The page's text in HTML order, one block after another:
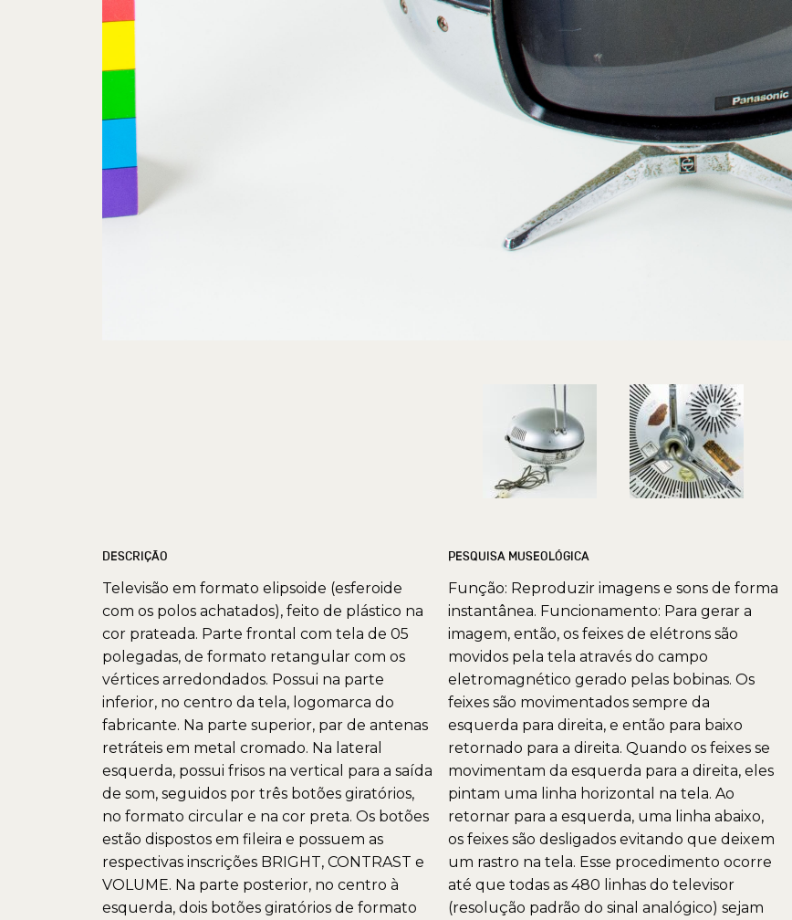
DESCRIÇÃO
Televisão em formato elipsoide (esferoide
com os polos achatados), feito de plástico na
cor prateada. Parte frontal com tela de 05
polegadas, de formato retangular com os
vértices arredondados. Possui na parte
inferior, no centro da tela, logomarca do
fabricante. Na parte superior, par de antenas
retráteis em metal cromado. Na lateral
esquerda, possui frisos na vertical para a saída
de som, seguidos por três botões giratórios,
no formato circular e na cor preta. Os botões
estão dispostos em fileira e possuem as
respectivas inscrições BRIGHT, CONTRAST e
VOLUME. Na parte posterior, no centro à
esquerda, dois botões giratórios de formato
PESQUISA MUSEOLÓGICA
Função: Reproduzir imagens e sons de forma
instantânea. Funcionamento: Para gerar a
imagem, então, os feixes de elétrons são
movidos pela tela através do campo
eletromagnético gerado pelas bobinas. Os
feixes são movimentados sempre da
esquerda para direita, e então para baixo
retornado para a direita. Quando os feixes se
movimentam da esquerda para a direita, eles
pintam uma linha horizontal na tela. Ao
retornar para a esquerda, uma linha abaixo,
os feixes são desligados evitando que deixem
um rastro na tela. Esse procedimento ocorre
até que todas as 480 linhas do televisor
(resolução padrão do sinal analógico) sejam